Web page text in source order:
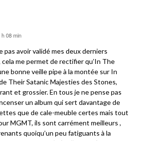
08 min
pas avoir validé mes deux derniers
me permet de rectifier qu’In The
bonne veille pipe à la montée sur In
Their Satanic Majesties des Stones,
et grossier. En tous je ne pense pas
un album qui sert davantage de
que de cale-meuble certes mais tout
MGMT, ils sont carrément meilleurs ,
quoiqu’un peu fatiguants à la